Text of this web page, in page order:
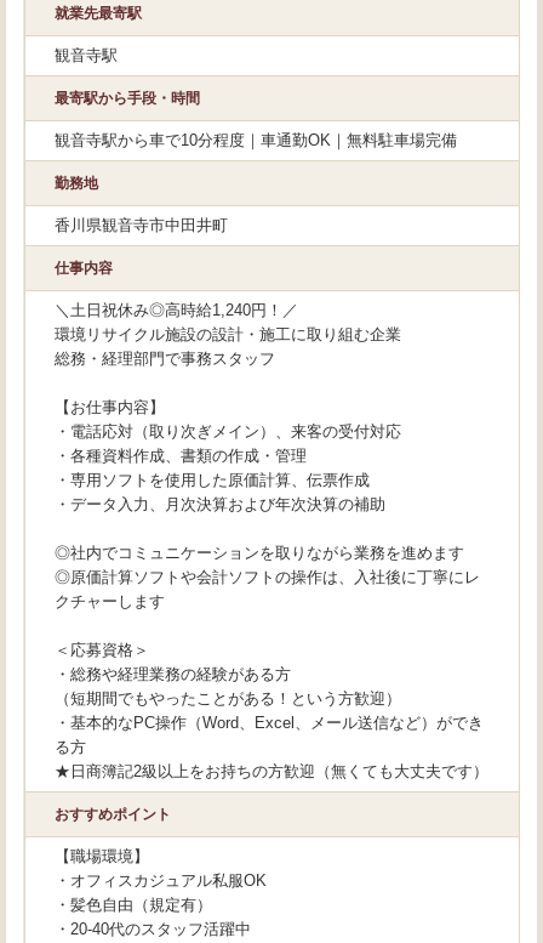
就業先最寄駅
観音寺駅
最寄駅から手段・時間
観音寺駅から車で10分程度｜車通勤OK｜無料駐車場完備
勤務地
香川県観音寺市中田井町
仕事内容
＼土日祝休み◎高時給1,240円！／
環境リサイクル施設の設計・施工に取り組む企業
総務・経理部門で事務スタッフ
【お仕事内容】
・電話応対（取り次ぎメイン）、来客の受付対応
・各種資料作成、書類の作成・管理
・専用ソフトを使用した原価計算、伝票作成
・データ入力、月次決算および年次決算の補助
◎社内でコミュニケーションを取りながら業務を進めます
◎原価計算ソフトや会計ソフトの操作は、入社後に丁寧にレ
クチャーします
＜応募資格＞
・総務や経理業務の経験がある方
（短期間でもやったことがある！という方歓迎）
・基本的なPC操作（Word、Excel、メール送信など）ができ
る方
★日商簿記2級以上をお持ちの方歓迎（無くても大丈夫です）
おすすめポイント
【職場環境】
・オフィスカジュアル私服OK
・髪色自由（規定有）
・20-40代のスタッフ活躍中